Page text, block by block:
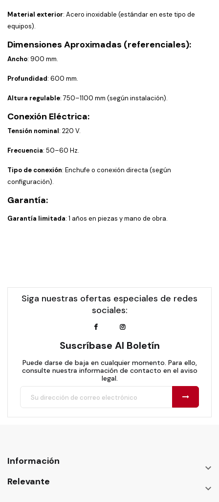
Material exterior: Acero inoxidable (estándar en este tipo de
equipos).
Dimensiones Aproximadas (referenciales):
Ancho: 900 mm.
Profundidad: 600 mm.
Altura regulable: 750–1100 mm (según instalación).
Conexión Eléctrica:
Tensión nominal: 220 V.
Frecuencia: 50–60 Hz.
Tipo de conexión: Enchufe o conexión directa (según
configuración).
Garantía:
Garantía limitada: 1 años en piezas y mano de obra.
Siga nuestras ofertas especiales de redes
sociales:
Suscríbase Al Boletín
Puede darse de baja en cualquier momento. Para ello,
consulte nuestra información de contacto en el aviso
legal.
Información

Relevante
